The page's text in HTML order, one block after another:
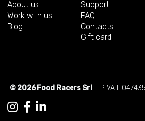
About us
Work with us
Blog
Support
FAQ
Contacts
Gift card
© 2026 Food Racers Srl - P.IVA